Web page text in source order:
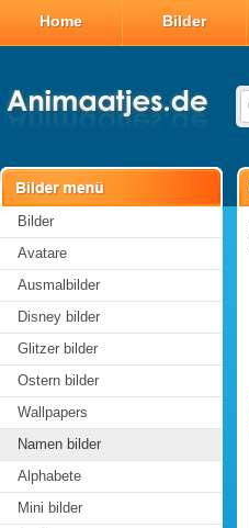
Home Bilder
Bilder
Avatare
Ausmalbilder
Disney bilder
Glitzer bilder
Ostern bilder
Wallpapers
Namen bilder
Alphabete
Mini bilder